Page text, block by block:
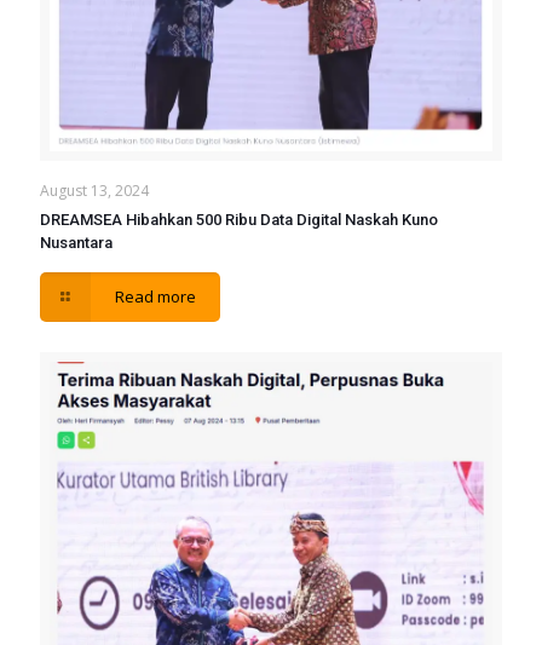
August 13, 2024
DREAMSEA Hibahkan 500 Ribu Data Digital Naskah Kuno
Nusantara
Read more